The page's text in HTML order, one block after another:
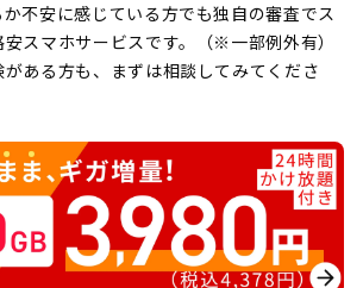
不安に感じている方でも独自の審査でス
スマホサービスです。（※一部例外有）
ある方も、まずは相談してみてくださ